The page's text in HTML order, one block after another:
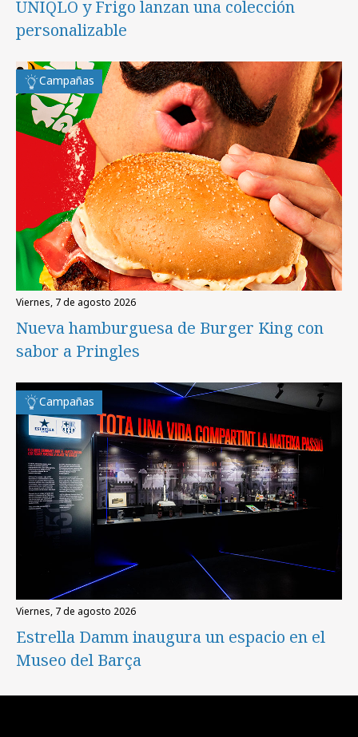
UNIQLO y Frigo lanzan una colección
personalizable
Campañas
viernes, 7 de agosto 2026
Nueva hamburguesa de Burger King con
sabor a Pringles
Campañas
viernes, 7 de agosto 2026
Estrella Damm inaugura un espacio en el
Museo del Barça